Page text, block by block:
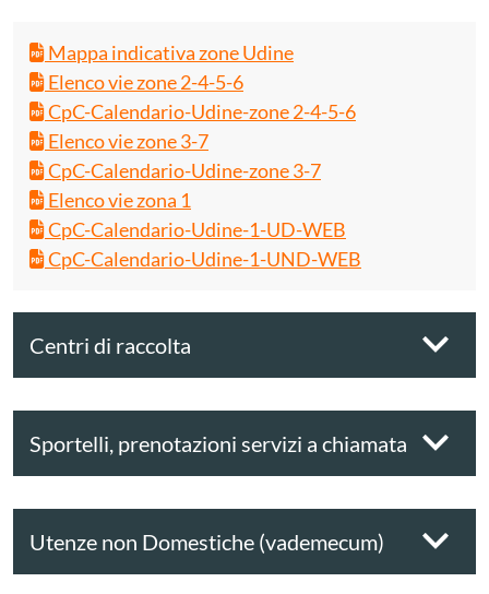
Mappa indicativa zone Udine
Elenco vie zone 2-4-5-6
CpC-Calendario-Udine-zone 2-4-5-6
Elenco vie zone 3-7
CpC-Calendario-Udine-zone 3-7
Elenco vie zona 1
CpC-Calendario-Udine-1-UD-WEB
CpC-Calendario-Udine-1-UND-WEB
Centri di raccolta
Sportelli, prenotazioni servizi a chiamata
Utenze non Domestiche (vademecum)